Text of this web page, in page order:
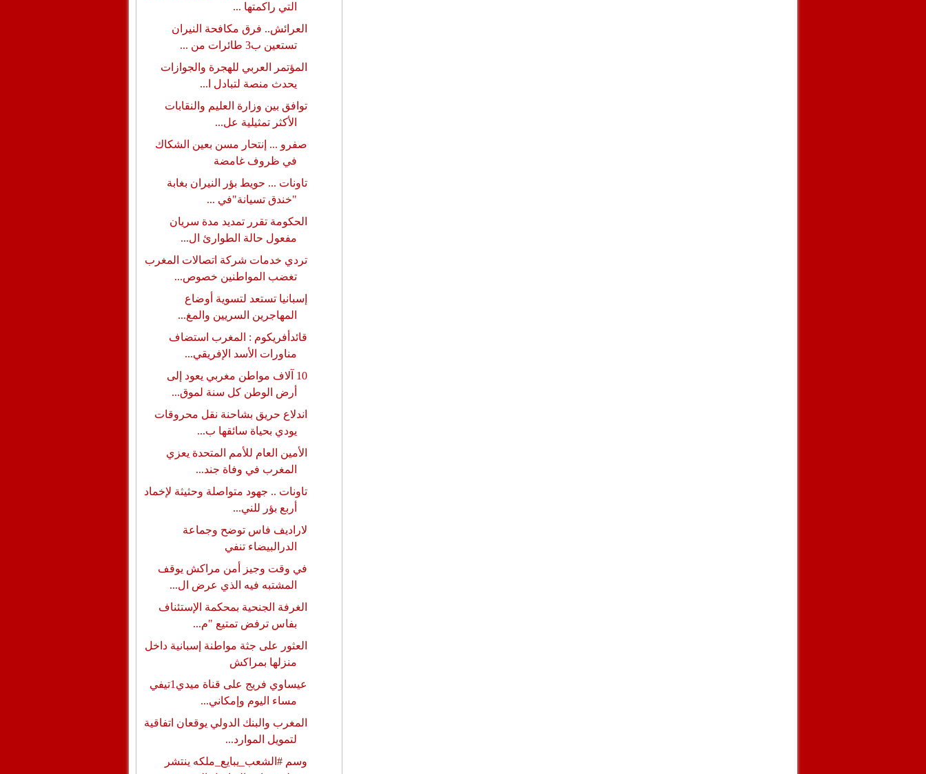
التي راكمتها ...
العرائش.. فرق مكافحة النيران
تستعين ب3 طائرات من ...
المؤتمر العربي للهجرة والجوازات
يحدث منصة لتبادل ا...
توافق بين وزارة العليم والنقابات
الأكثر تمثيلية عل...
صفرو ... إنتحار مسن بعين الشكاك
في ظروف غامضة
تاونات ... حويط بؤر النيران بغابة
"خندق تسيانة"في ...
الحكومة تقرر تمديد مدة سريان
مفعول حالة الطوارئ ال...
تردي خدمات شركة اتصالات المغرب
تغضب المواطنين خصوص...
إسبانيا تستعد لتسوية أوضاع
المهاجرين السريين والمغ...
قائدأفريكوم : المغرب استضاف
مناورات الأسد الإفريقي...
10 آلاف مواطن مغربي يعود إلى
أرض الوطن كل سنة لموق...
اندلاع حريق بشاحنة نقل محروقات
يودي بحياة سائقها ب...
الأمين العام للأمم المتحدة يعزي
المغرب في وفاة جند...
تاونات .. جهود متواصلة وحثيثة لإخماد
أربع بؤر للني...
لاراديف فاس توضح وجماعة
الدرالبيضاء تنفي
في وقت وجيز أمن مراكش يوقف
المشتبه فيه الذي عرض ال...
الغرفة الجنحية بمحكمة الإستئناف
بفاس ترفض تمتيع "م...
العثور على جثة مواطنة إسبانية داخل
منزلها بمراكش
عيساوي فريج على قناة ميدي1تيفي
مساء اليوم وإمكاني...
المغرب والبنك الدولي يوقعان اتفاقية
لتمويل الموارد...
وسم #الشعب_يبايع_ملكه ينتشر